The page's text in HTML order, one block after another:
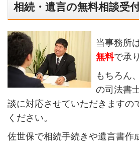
相続・遺言の無料相談受
当事務所
無料で承
もちろん
の司法書
談に対応させていただきますの
ください。
佐世保で相続手続きや遺言書作